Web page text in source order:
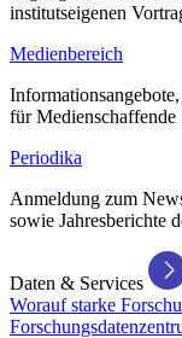
institutseigenen
Medienbereich
für Medienschaffende
Periodika
Anmeldung zum
sowie Jahresberichte
Daten & Services
Worauf starke